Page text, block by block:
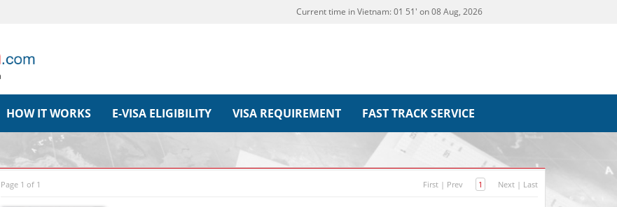
Current time in Vietnam:01 51' on 08 Aug, 2026
HOW IT WORKS E-VISA ELIGIBILITY VISA REQUIREMENT FAST TRACK SERVICE
Page 1 of 1 First | Prev 1 Next | Last